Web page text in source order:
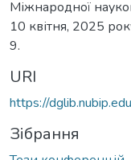
Міжнародної
10 квітня, 2025
9.
URI
https://
Зібрання